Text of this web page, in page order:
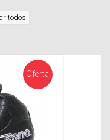
todos
Oferta!